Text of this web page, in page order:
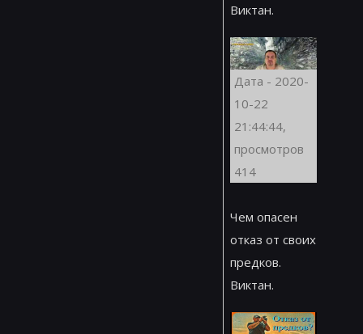
Виктан.
Дата - 2020-
10-22
21:44:44,
просмотров
414
Чем опасен
отказ от своих
предков.
Виктан.